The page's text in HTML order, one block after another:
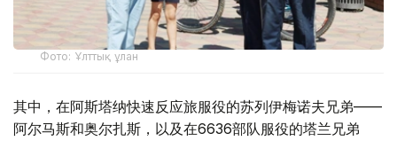
Фото: Ұлттық ұлан
其中，在阿斯塔纳快速反应旅服役的苏列伊梅诺夫兄弟——
阿尔马斯和奥尔扎斯，以及在6636部队服役的塔兰兄弟